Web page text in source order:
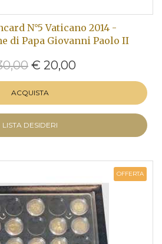
N°5 Vaticano 2014 -
di Papa Giovanni Paolo II
€ 20,00
ACQUISTA
LISTA DESIDERI
OFFERTA